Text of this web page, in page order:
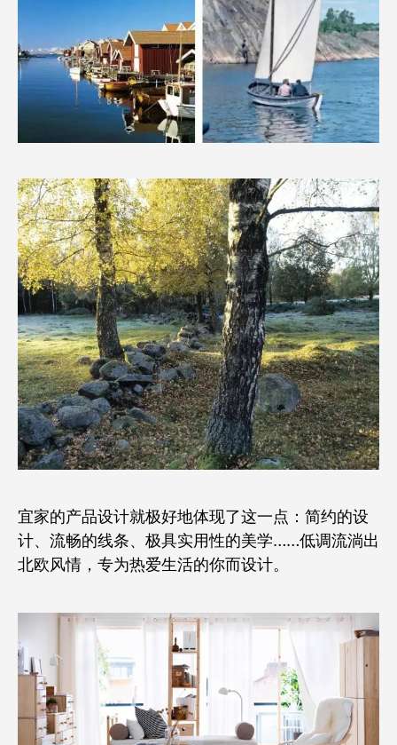
宜家的产品设计就极好地体现了这一点：简约的设
计、流畅的线条、极具实用性的美学……低调流淌出
北欧风情，专为热爱生活的你而设计。